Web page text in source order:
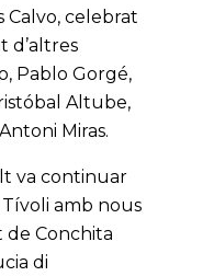
Calvo, celebrat
d’altres
Pablo Gorgé,
Altube,
Miras.
va continuar
amb nous
de Conchita
di